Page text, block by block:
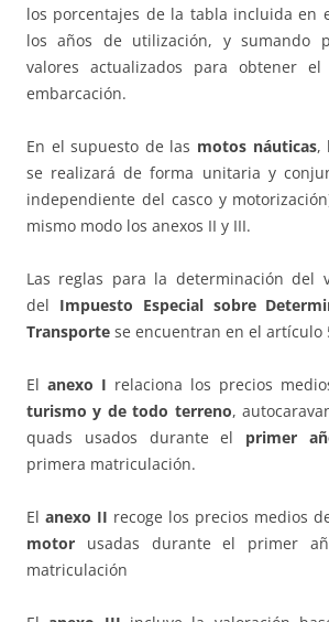
los porcentajes de la tabla incluida en
los años de utilización, y sumando
valores actualizados para obtener
embarcación.
En el supuesto de las motos náuticas,
se realizará de forma unitaria y
independiente del casco y
mismo modo los anexos II y III.
Las reglas para la determinación del
del Impuesto Especial sobre
Transporte se encuentran en el artículo
El anexo I relaciona los precios
turismo y de todo terreno,
quads usados durante el primer
primera matriculación.
El anexo II recoge los precios medios
motor usadas durante el primer
matriculación